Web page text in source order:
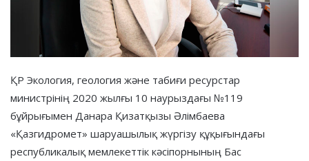
ҚР Экология, геология және табиғи ресурстар
министрінің 2020 жылғы 10 наурыздағы №119
бұйрығымен Данара Қизатқызы Әлімбаева
«Қазгидромет» шаруашылық жүргізу құқығындағы
республикалық мемлекеттік кәсіпорнының Бас